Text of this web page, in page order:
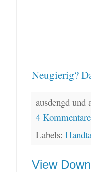
Neugierig?
ausdengd
4
Labels:
View